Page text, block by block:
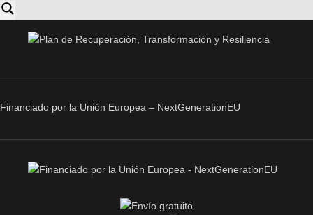
Financiado por la Unión Europea – NextGenerationEU